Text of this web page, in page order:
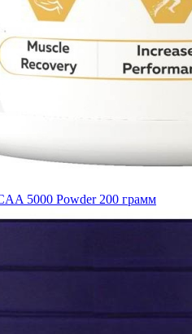
5000 Powder 200 грамм